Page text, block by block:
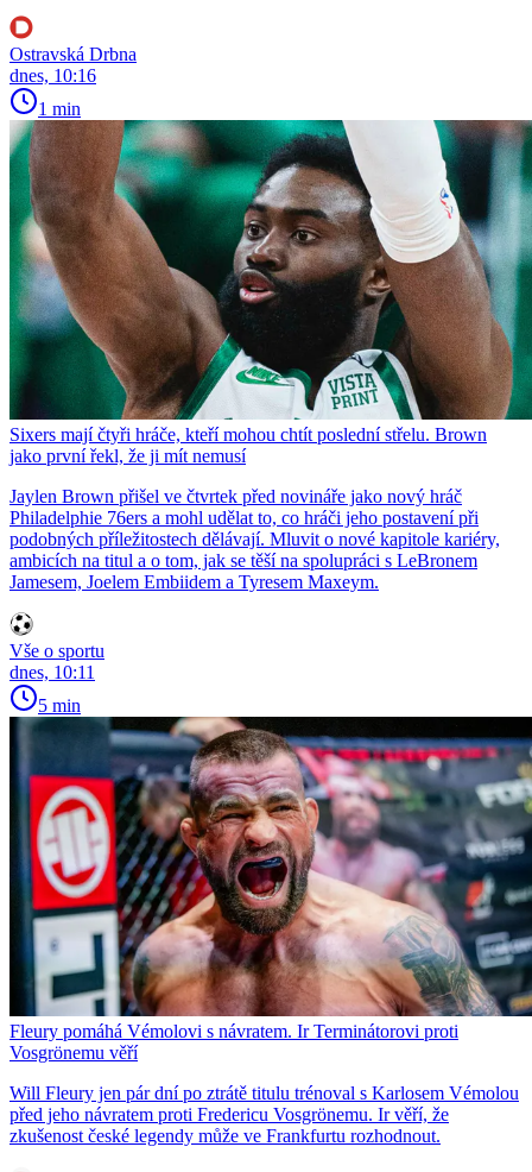
Ostravská Drbna
dnes, 10:16
1 min
Sixers mají čtyři hráče, kteří mohou chtít poslední střelu. Brown
jako první řekl, že ji mít nemusí
Jaylen Brown přišel ve čtvrtek před novináře jako nový hráč
Philadelphie 76ers a mohl udělat to, co hráči jeho postavení při
podobných příležitostech dělávají. Mluvit o nové kapitole kariéry,
ambicích na titul a o tom, jak se těší na spolupráci s LeBronem
Jamesem, Joelem Embiidem a Tyresem Maxeym.
Vše o sportu
dnes, 10:11
5 min
Fleury pomáhá Vémolovi s návratem. Ir Terminátorovi proti
Vosgrönemu věří
Will Fleury jen pár dní po ztrátě titulu trénoval s Karlosem Vémolou
před jeho návratem proti Fredericu Vosgrönemu. Ir věří, že
zkušenost české legendy může ve Frankfurtu rozhodnout.